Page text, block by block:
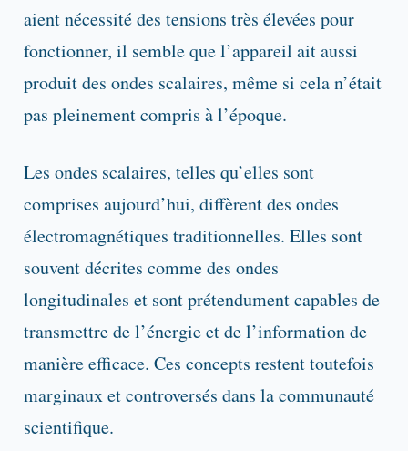
aient nécessité des tensions très élevées pour
fonctionner, il semble que l’appareil ait aussi
produit des ondes scalaires, même si cela n’était
pas pleinement compris à l’époque.
Les ondes scalaires, telles qu’elles sont
comprises aujourd’hui, diffèrent des ondes
électromagnétiques traditionnelles. Elles sont
souvent décrites comme des ondes
longitudinales et sont prétendument capables de
transmettre de l’énergie et de l’information de
manière efficace. Ces concepts restent toutefois
marginaux et controversés dans la communauté
scientifique.